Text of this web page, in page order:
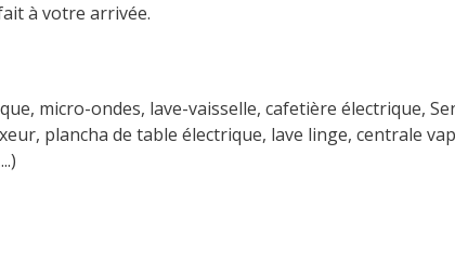
à votre arrivée.
micro-ondes, lave-vaisselle, cafetière électrique,
plancha de table électrique, lave linge, centrale